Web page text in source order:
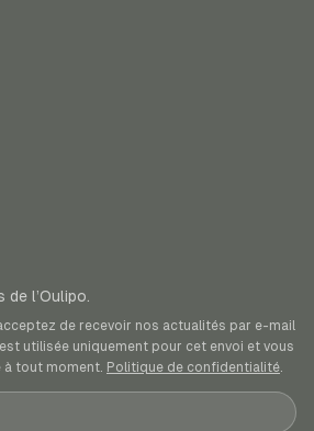
l’Oulipo.
de recevoir nos actualités par e-mail
utilisée uniquement pour cet envoi et vous
tout moment. Politique de confidentialité.